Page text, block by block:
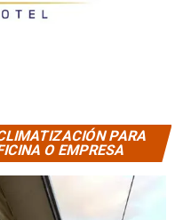
PARA
O EMPRESA